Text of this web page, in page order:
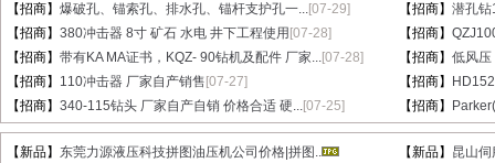
【招商】 爆破孔、锚索孔、排水孔、锚杆支护孔一...[07-29] 【招商】 潜孔钻
【招商】 380冲击器 8寸 矿石 水电 井下工程使用 [07-28] 【招商】
【招商】 带有KA MA证书，KQZ- 90钻机及配件 厂家...[07-28] 【招商】 低风压
【招商】 110冲击器 厂家自产销售 [07-27] 【招商】
【招商】 340-115钻头 厂家自产自销 价格合适 硬...[07-25] 【招商】
【新品】 东莞力源液压科技拼图油压机公司价格|拼图.. 【新品】 昆山